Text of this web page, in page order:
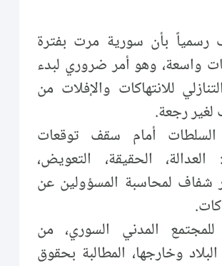
رسمياً بأن سورية مرت بفترة
واسعة، وهو أمر ضروري لبدء
للانتهاكات والإفلات من
لغير رجعة.
أمام سقف توقعات
العدالة، الحقيقة، التعويض،
شفاف لمحاسبة المسؤولين عن
المدني السوري، من
وخارجها، المطالبة بحقوق